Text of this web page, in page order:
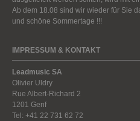
Ab dem 18.08 sind wir wieder für Sie
und schöne Sommertage !!!
IMPRESSUM & KONTAKT
Leadmusic SA
Olivier Uldry
Rue Albert-Richard 2
1201 Genf
Tel: +41 22 731 62 72